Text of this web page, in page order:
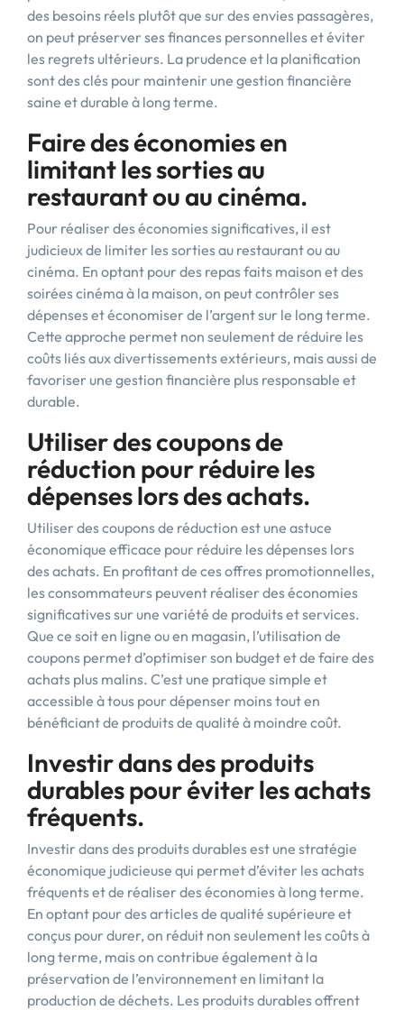
des besoins réels plutôt que sur des envies passagères,
on peut préserver ses finances personnelles et éviter
les regrets ultérieurs. La prudence et la planification
sont des clés pour maintenir une gestion financière
saine et durable à long terme.
Faire des économies en
limitant les sorties au
restaurant ou au cinéma.
Pour réaliser des économies significatives, il est
judicieux de limiter les sorties au restaurant ou au
cinéma. En optant pour des repas faits maison et des
soirées cinéma à la maison, on peut contrôler ses
dépenses et économiser de l’argent sur le long terme.
Cette approche permet non seulement de réduire les
coûts liés aux divertissements extérieurs, mais aussi de
favoriser une gestion financière plus responsable et
durable.
Utiliser des coupons de
réduction pour réduire les
dépenses lors des achats.
Utiliser des coupons de réduction est une astuce
économique efficace pour réduire les dépenses lors
des achats. En profitant de ces offres promotionnelles,
les consommateurs peuvent réaliser des économies
significatives sur une variété de produits et services.
Que ce soit en ligne ou en magasin, l’utilisation de
coupons permet d’optimiser son budget et de faire des
achats plus malins. C’est une pratique simple et
accessible à tous pour dépenser moins tout en
bénéficiant de produits de qualité à moindre coût.
Investir dans des produits
durables pour éviter les achats
fréquents.
Investir dans des produits durables est une stratégie
économique judicieuse qui permet d’éviter les achats
fréquents et de réaliser des économies à long terme.
En optant pour des articles de qualité supérieure et
conçus pour durer, on réduit non seulement les coûts à
long terme, mais on contribue également à la
préservation de l’environnement en limitant la
production de déchets. Les produits durables offrent